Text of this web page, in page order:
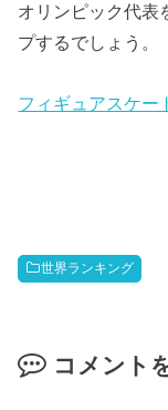
オリンピック代表
プするでしょう。
フィギュアスケー
世界ランキング
コメント